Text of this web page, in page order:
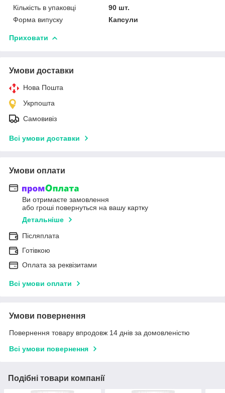
Кількість в упаковці
90 шт.
Форма випуску
Капсули
Приховати
Умови доставки
Нова Пошта
Укрпошта
Самовивіз
Всі умови доставки
Умови оплати
Ви отримаєте замовлення
або гроші повернуться на вашу картку
Детальніше
Післяплата
Готівкою
Оплата за реквізитами
Всі умови оплати
Умови повернення
Повернення товару впродовж 14 днів за домовленістю
Всі умови повернення
Подібні товари компанії